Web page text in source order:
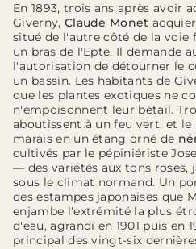
En 1893, trois ans après avoir
Giverny, Claude Monet
situé de l'autre côté de la voie
un bras de l'Epte. Il demande
l'autorisation de détourner le
un bassin. Les habitants de
que les plantes exotiques ne
n'empoisonnent leur bétail.
aboutissent à un feu vert, et
marais en un étang orné de
cultivés par le pépiniériste
— des variétés aux tons roses,
sous le climat normand. Un
des estampes japonaises que
enjambe l'extrémité la plus
d'eau, agrandi en 1901 puis en
principal des vingt-six